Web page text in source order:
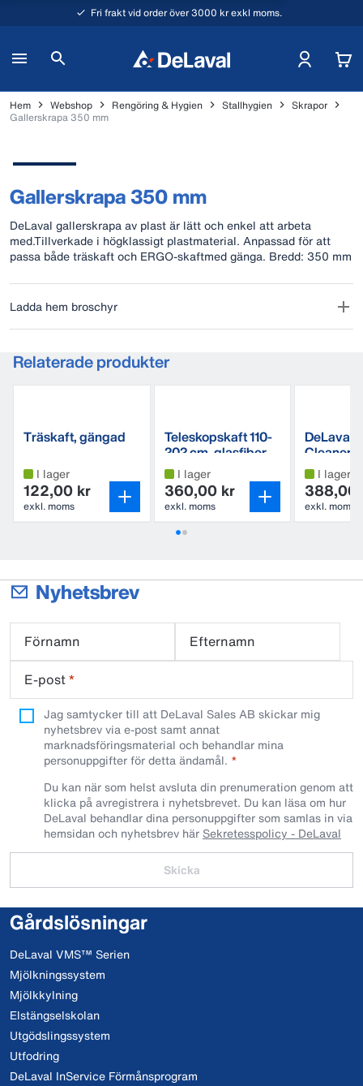
Fri frakt vid order över 3000 kr exkl moms.
Hem Webshop Rengöring & Hygien Stallhygien
Skrapor
Gallerskrapa 350 mm
Gallerskrapa 350 mm
DeLaval gallerskrapa av plast är lätt och enkel att arbeta
med.Tillverkade i högklassigt plastmaterial. Anpassad för att
passa både träskaft och ERGO-skaftmed gänga. Bredd: 350 mm
Ladda hem broschyr
Relaterade produkter
Träskaft, gängad
I lager
122,00 kr
exkl. moms
Teleskopskaft 110-
202 cm, glasfiber
I lager
360,00 kr
exkl. moms
DeLaval
Cleaner
I lager
388,00
exkl. moms
Nyhetsbrev
Förnamn
Efternamn
E-post*
Jag samtycker till att DeLaval Sales AB skickar mig
nyhetsbrev via e-post samt annat
marknadsföringsmaterial och behandlar mina
personuppgifter för detta ändamål.
Du kan när som helst avsluta din prenumeration genom att
klicka på avregistrera i nyhetsbrevet. Du kan läsa om hur
DeLaval behandlar dina personuppgifter som samlas in via
hemsidan och nyhetsbrev här Sekretesspolicy - DeLaval
Skicka
Gårdslösningar
DeLaval VMS™ Serien
Mjölkningssystem
Mjölkkylning
Elstängselskolan
Utgödslingssystem
Utfodring
DeLaval InService Förmånsprogram